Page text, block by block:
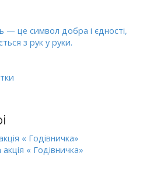
— це символ добра і єдності,
з рук у руки.
« Годівничка»
акція « Годівничка»